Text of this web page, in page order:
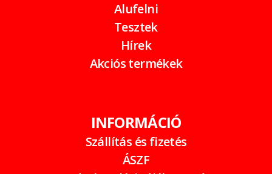
Alufelni
Tesztek
Hírek
Akciós termékek
INFORMÁCIÓ
Szállítás és fizetés
ÁSZF